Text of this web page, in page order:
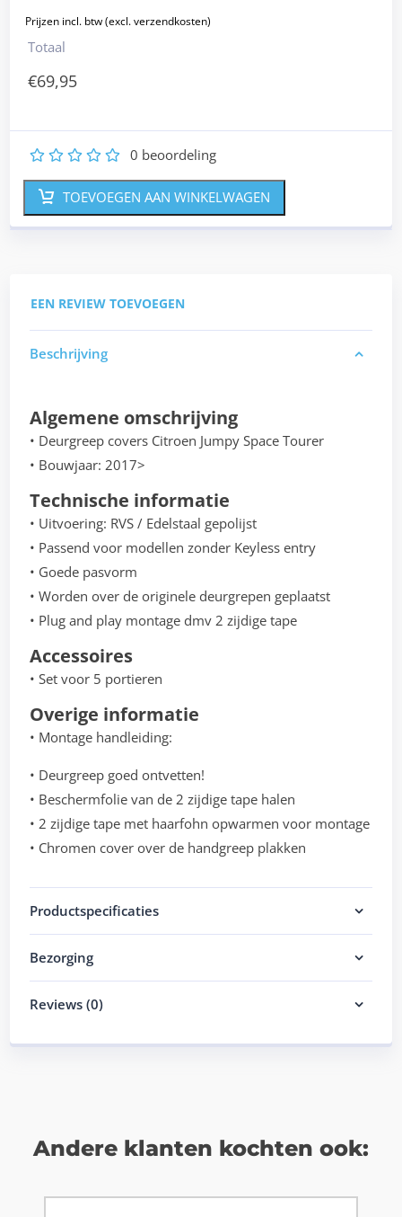
Totaal
€69,95
5
4
3
2 0 beoordeling
TOEVOEGEN AAN WINKELWAGEN
EEN REVIEW TOEVOEGEN
Beschrijving
Algemene omschrijving
• Deurgreep covers Citroen Jumpy Space Tourer
• Bouwjaar: 2017>
Technische informatie
• Uitvoering: RVS / Edelstaal gepolijst
• Passend voor modellen zonder Keyless entry
• Goede pasvorm
• Worden over de originele deurgrepen geplaatst
• Plug and play montage dmv 2 zijdige tape
Accessoires
• Set voor 5 portieren
Overige informatie
• Montage handleiding:
• Deurgreep goed ontvetten!
• Beschermfolie van de 2 zijdige tape halen
• 2 zijdige tape met haarfohn opwarmen voor montage
• Chromen cover over de handgreep plakken
Productspecificaties
Bezorging
Reviews (0)
Andere klanten kochten ook: